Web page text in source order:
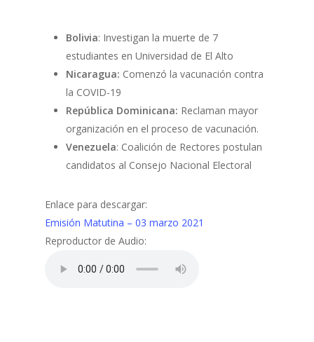
Bolivia: Investigan la muerte de 7
estudiantes en Universidad de El Alto
Nicaragua: Comenzó la vacunación contra
la COVID-19
República Dominicana: Reclaman mayor
organización en el proceso de vacunación.
Venezuela: Coalición de Rectores postulan
candidatos al Consejo Nacional Electoral
Enlace para descargar:
Emisión Matutina – 03 marzo 2021
Reproductor de Audio: